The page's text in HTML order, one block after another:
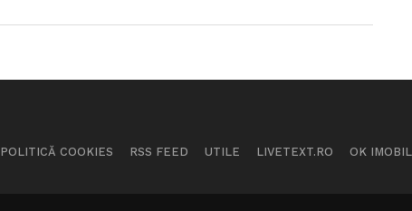
POLITICĂ COOKIES RSS FEED UTILE LIVETEXT.RO OK